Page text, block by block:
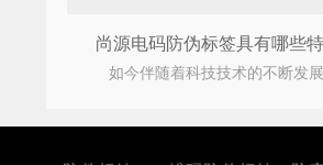
尚源电码防伪标签具有哪些